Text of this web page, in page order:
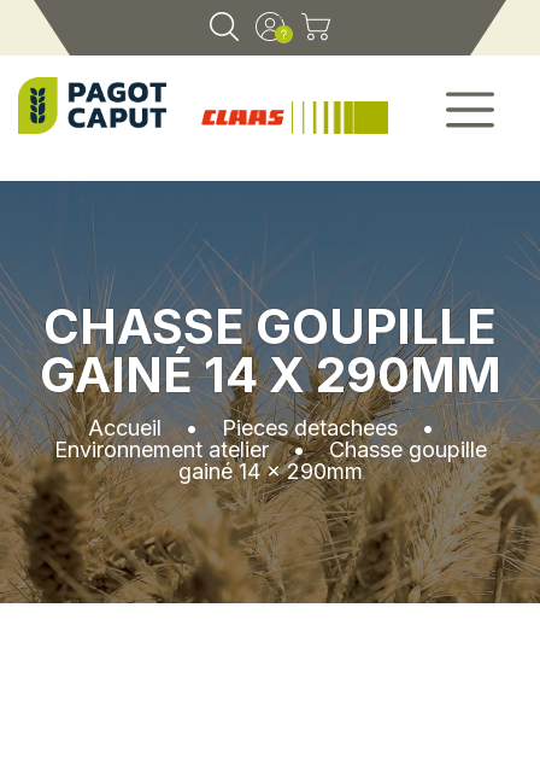
CHASSE GOUPILLE
GAINÉ 14 X 290MM
Accueil•Pieces detachees•
Environnement atelier•Chasse goupille
gainé 14 x 290mm